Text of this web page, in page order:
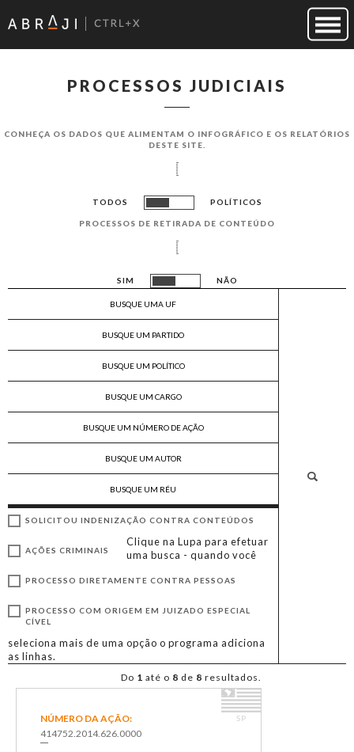
PROCESSOS JUDICIAIS
CONHEÇA OS DADOS QUE ALIMENTAM O INFOGRÁF​ICO E OS RELATÓRIOS
DESTE SITE.
TODOS POLÍTICOS
PROCESSOS DE RETIRADA DE CONTEÚDO
SIM NÃO
SOLICITOU INDENIZAÇÃO CONTRA CONTEÚDOS
AÇÕES CRIMINAIS
PROCESSO DIRETAMENTE CONTRA PESSOAS
PROCESSO COM ORIGEM EM JUIZADO ESPECIAL
CÍVEL
Clique na Lupa para efetuar
uma busca - quando você
seleciona mais de uma opção o programa adiciona
as linhas.
Do 1 até o 8 de 8 resultados.
SP
NÚMERO DA AÇÃO:
414752.2014.626.0000